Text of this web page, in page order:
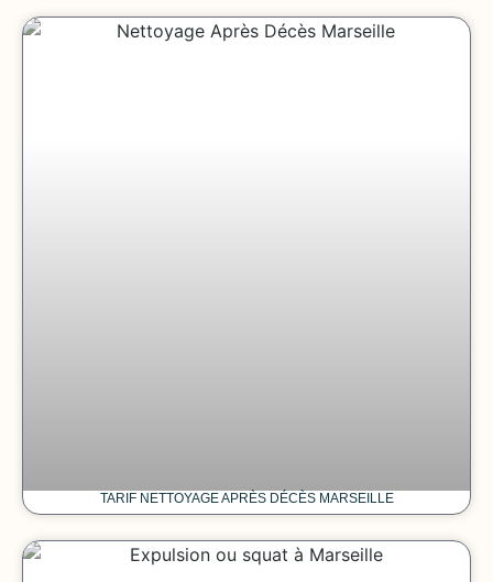
TARIF NETTOYAGE APRÈS DÉCÈS MARSEILLE